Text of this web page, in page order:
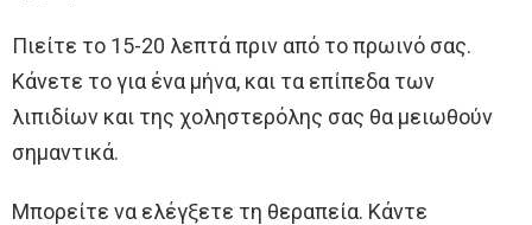
Πιείτε το 15-20 λεπτά πριν από το πρωινό σας.
Κάνετε το για ένα μήνα, και τα επίπεδα των
λιπιδίων και της χοληστερόλης σας θα μειωθούν
σημαντικά.
Μπορείτε να ελέγξετε τη θεραπεία. Κάντε